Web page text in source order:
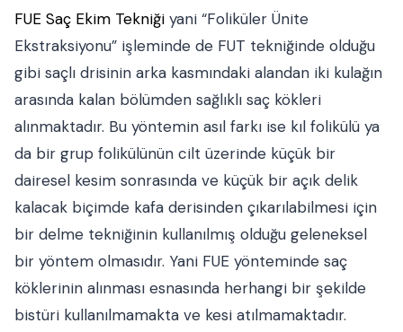
FUE Saç Ekim Tekniği yani “Foliküler Ünite
Ekstraksiyonu” işleminde de FUT tekniğinde olduğu
gibi saçlı drisinin arka kasmındaki alandan iki kulağın
arasında kalan bölümden sağlıklı saç kökleri
alınmaktadır. Bu yöntemin asıl farkı ise kıl folikülü ya
da bir grup folikülünün cilt üzerinde küçük bir
dairesel kesim sonrasında ve küçük bir açık delik
kalacak biçimde kafa derisinden çıkarılabilmesi için
bir delme tekniğinin kullanılmış olduğu geleneksel
bir yöntem olmasıdır. Yani FUE yönteminde saç
köklerinin alınması esnasında herhangi bir şekilde
bistüri kullanılmamakta ve kesi atılmamaktadır.